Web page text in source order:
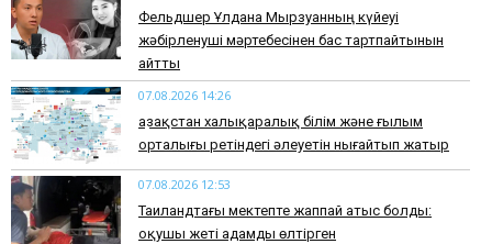
Фельдшер Ұлдана Мырзуанның күйеуі
жәбірленуші мәртебесінен бас тартпайтынын
айтты
07.08.2026 14:26
Қазақстан халықаралық білім және ғылым
орталығы ретіндегі әлеуетін нығайтып жатыр
07.08.2026 12:53
Таиландтағы мектепте жаппай атыс болды:
оқушы жеті адамды өлтірген